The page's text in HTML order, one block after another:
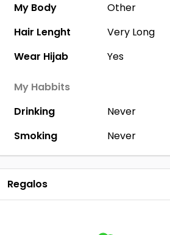
My Body
Other
Hair Lenght
Very Long
Wear Hijab
Yes
My Habbits
Drinking
Never
Smoking
Never
Regalos